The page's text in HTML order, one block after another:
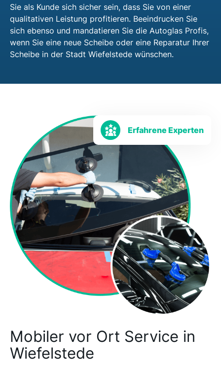
Sie als Kunde sich sicher sein, dass Sie von einer
qualitativen Leistung profitieren. Beeindrucken Sie
sich ebenso und mandatieren Sie die Autoglas Profis,
wenn Sie eine neue Scheibe oder eine Reparatur Ihrer
Scheibe in der Stadt Wiefelstede wünschen.
Mobiler vor Ort Service in
Wiefelstede
Erfahrene Experten